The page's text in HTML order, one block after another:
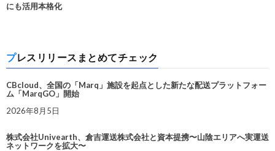
にも活用本格化
プレスリリースまとめてチェック
CBcloud、全国の「Marq」施設を起点とした新たな配送プラットフォー
ム「MarqGO」開始
2026年8月5日
株式会社Univearth、倉吉運送株式会社と資本提携〜山陰エリアへ実運送
ネットワークを拡大〜